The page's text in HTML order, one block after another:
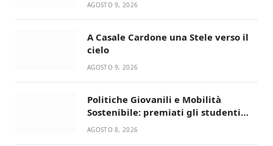
AGOSTO 9, 2026
A Casale Cardone una Stele verso il
cielo
AGOSTO 9, 2026
Politiche Giovanili e Mobilità
Sostenibile: premiati gli studenti
universitari del bando “La strada
AGOSTO 8, 2026